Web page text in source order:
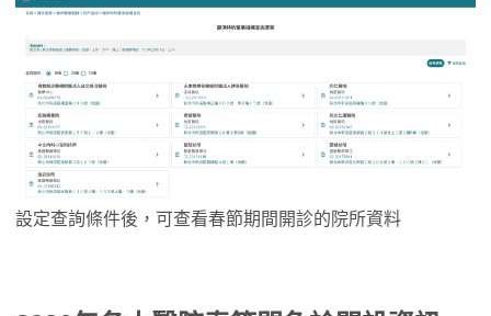
設定查詢條件後，可查看春節期間開診的院所資料